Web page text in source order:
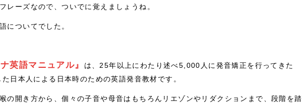
レーズなので、ついでに覚えましょうね。
についてでした。
英語マニュアル』
は、25年以上にわたり述べ5,000人に発音矯正を行ってきた
日本人による日本時のための英語発音教材です。
の開き方から、個々の子音や母音はもちろんリエゾンやリダクションまで、段階を踏